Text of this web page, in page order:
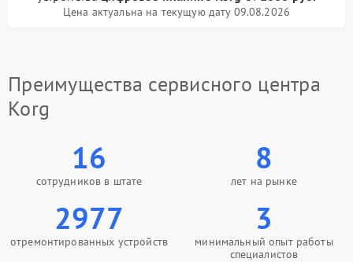
Цена актуальна на текущую дату 09.08.2026
Преимущества сервисного центра
Korg
16
сотрудников в штате
8
лет на рынке
2977
отремонтированных устройств
3
минимальный опыт работы
специалистов